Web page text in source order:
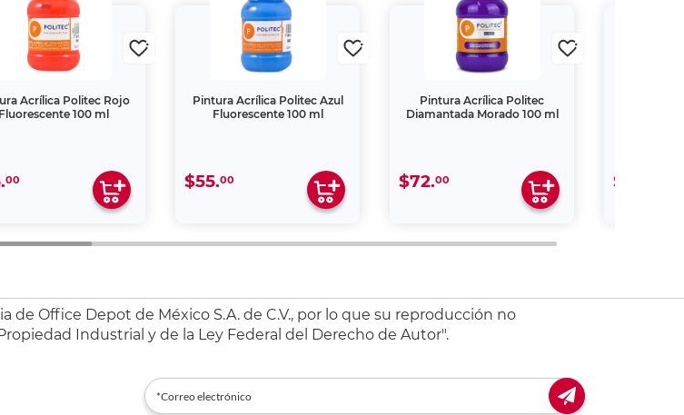
Acrílica Politec Rojo
Fluorescente 100 ml
00
Pintura Acrílica Politec Azul
Fluorescente 100 ml
$55.00
Pintura Acrílica Politec
Diamantada Morado 100 ml
$72.00 $72.
de Office Depot de México S.A. de C.V., por lo que su reproducción no
Industrial y de la Ley Federal del Derecho de Autor".